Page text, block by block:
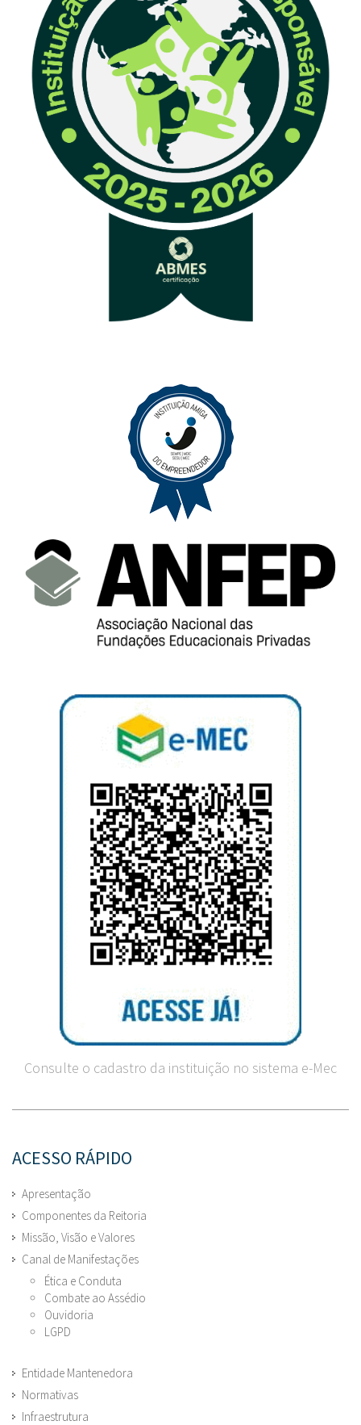
Consulte o cadastro da instituição no sistema e-Mec
ACESSO RÁPIDO
Apresentação
Componentes da Reitoria
Missão, Visão e Valores
Canal de Manifestações
Ética e Conduta
Combate ao Assédio
Ouvidoria
LGPD
Entidade Mantenedora
Normativas
Infraestrutura